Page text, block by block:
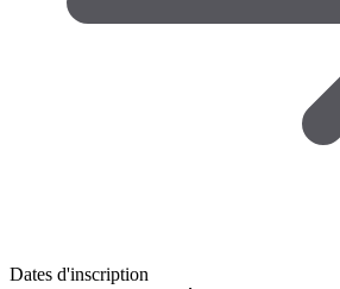
Dates d'inscription